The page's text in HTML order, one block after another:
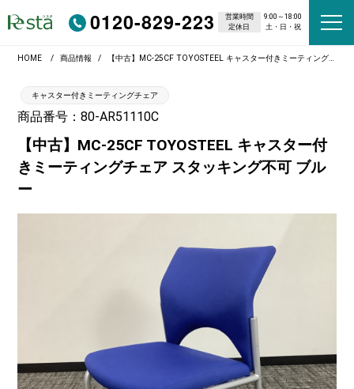
0120-829-223 営業時間
9:00～18:00
定休日
土・日・祝
HOME 商品情報 【中古】MC-25CF TOYOSTEEL キャスター付きミーティングチェア スタッキング不可 ブルー
キャスター付きミーティングチェア
商品番号：80-AR51110C
【中古】MC-25CF TOYOSTEEL キャスター付
きミーティングチェア スタッキング不可 ブル
ー